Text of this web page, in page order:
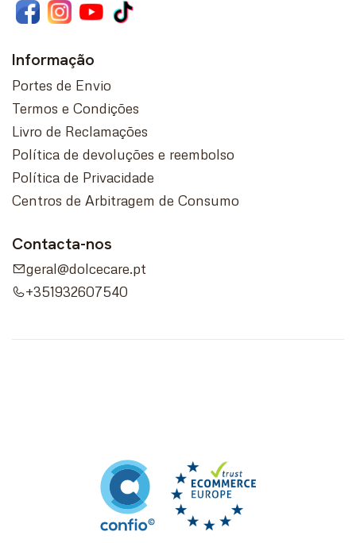
Informação
Portes de Envio
Termos e Condições
Livro de Reclamações
Política de devoluções e reembolso
Política de Privacidade
Centros de Arbitragem de Consumo
Contacta-nos
geral@dolcecare.pt
+351932607540